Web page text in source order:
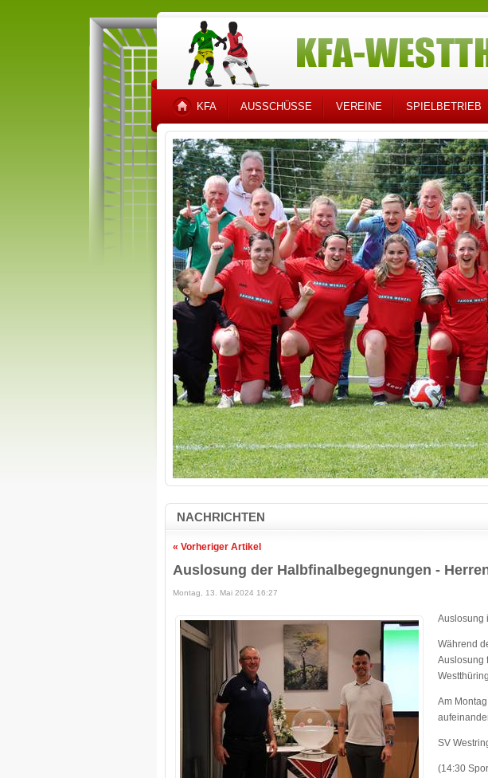
KFA AUSSCHÜSSE VEREINE SPIELBETRIEB
NACHRICHTEN
« Vorheriger Artikel
Auslosung der Halbfinalbegegnungen -
Montag, 13. Mai 2024 16:27
Auslosung
Während
Auslosung
Am
SV
(14:30